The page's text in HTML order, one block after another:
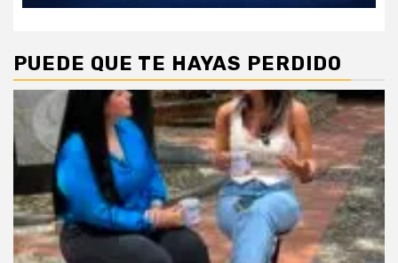
PUEDE QUE TE HAYAS PERDIDO